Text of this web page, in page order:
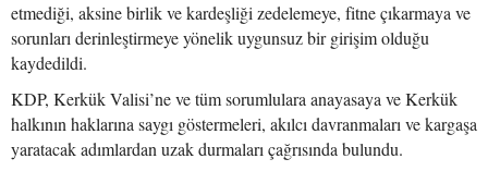
etmediği, aksine birlik ve kardeşliği zedelemeye, fitne çıkarmaya ve
sorunları derinleştirmeye yönelik uygunsuz bir girişim olduğu
kaydedildi.
KDP, Kerkük Valisi’ne ve tüm sorumlulara anayasaya ve Kerkük
halkının haklarına saygı göstermeleri, akılcı davranmaları ve kargaşa
yaratacak adımlardan uzak durmaları çağrısında bulundu.